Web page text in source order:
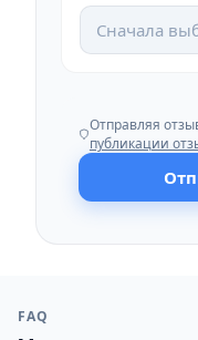
Сначала
Отправляя
публикации
FAQ